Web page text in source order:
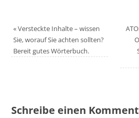
«Versteckte Inhalte – wissen
Sie, worauf Sie achten sollten?
Bereit gutes Wörterbuch.
Schreibe einen